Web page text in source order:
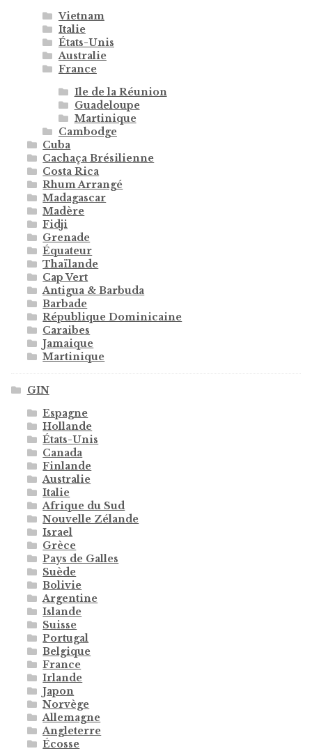
Vietnam
Italie
États-Unis
Australie
France
Ile de la Réunion
Guadeloupe
Martinique
Cambodge
Cuba
Cachaça Brésilienne
Costa Rica
Rhum Arrangé
Madagascar
Madère
Fidji
Grenade
Équateur
Thaïlande
Cap Vert
Antigua & Barbuda
Barbade
République Dominicaine
Caraibes
Jamaique
Martinique
GIN
Espagne
Hollande
États-Unis
Canada
Finlande
Australie
Italie
Afrique du Sud
Nouvelle Zélande
Israel
Grèce
Pays de Galles
Suède
Bolivie
Argentine
Islande
Suisse
Portugal
Belgique
France
Irlande
Japon
Norvège
Allemagne
Angleterre
Écosse